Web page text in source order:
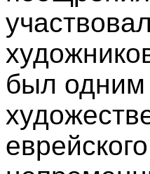
был одним